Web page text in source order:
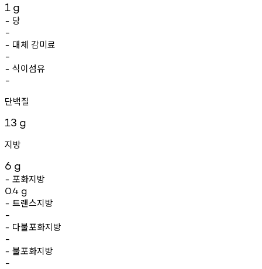
1 g
- 당
-
- 대체 감미료
-
- 식이섬유
-
단백질
13 g
지방
6 g
- 포화지방
0.4 g
- 트랜스지방
-
- 다불포화지방
-
- 불포화지방
-